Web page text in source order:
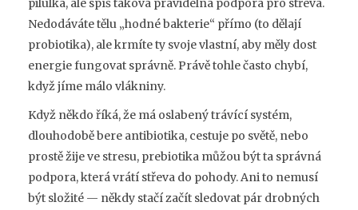
pilulka, ale spíš taková pravidelná podpora pro střeva.
Nedodáváte tělu „hodné bakterie“ přímo (to dělají
probiotika), ale krmíte ty svoje vlastní, aby měly dost
energie fungovat správně. Právě tohle často chybí,
když jíme málo vlákniny.
Když někdo říká, že má oslabený trávící systém,
dlouhodobě bere antibiotika, cestuje po světě, nebo
prostě žije ve stresu, prebiotika můžou být ta správná
podpora, která vrátí střeva do pohody. Ani to nemusí
být složité — někdy stačí začít sledovat pár drobných